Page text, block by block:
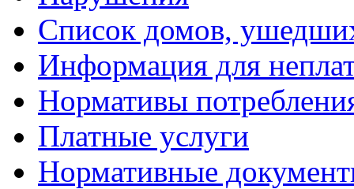
Список домов,
Информация для
Нормативы
Платные услуги
Нормативные